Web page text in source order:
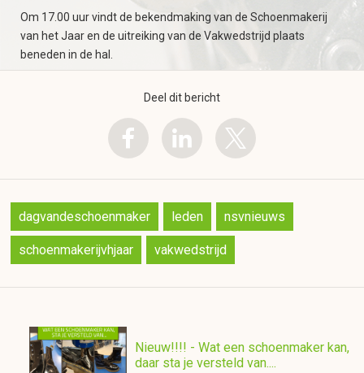
Om 17.00 uur vindt de bekendmaking van de Schoenmakerij
van het Jaar en de uitreiking van de Vakwedstrijd plaats
beneden in de hal.
Deel dit bericht
dagvandeschoenmaker leden nsvnieuws
schoenmakerijvhjaar vakwedstrijd
Nieuw!!!! - Wat een schoenmaker kan,
daar sta je versteld van....